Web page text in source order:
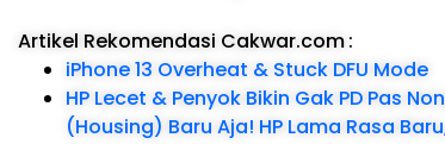
Artikel Rekomendasi Cakwar.com:
iPhone 13 Overheat & Stuck DFU Mode
HP Lecet & Penyok Bikin Gak PD Pas
(Housing) Baru Aja! HP Lama Rasa